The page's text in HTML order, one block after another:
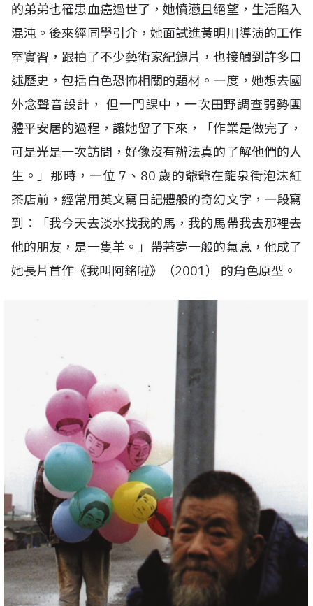
的弟弟也罹患血癌過世了，她憤懣且絕望，生活陷入
混沌。後來經同學引介，她面試進黃明川導演的工作
室實習，跟拍了不少藝術家紀錄片，也接觸到許多口
述歷史，包括白色恐怖相關的題材。一度，她想去國
外念聲音設計， 但一門課中，一次田野調查弱勢團
體平安居的過程，讓她留了下來，「作業是做完了，
可是光是一次訪問，好像沒有辦法真的了解他們的人
生。」那時，一位 7 、 80 歲的爺爺在龍泉街泡沫紅
茶店前，經常用英文寫日記體般的奇幻文字，一段寫
到：「我今天去淡水找我的馬，我的馬帶我去那裡去
他的朋友，是一隻羊。」帶著夢一般的氣息，他成了
她長片首作《我叫阿銘啦》（2001 ） 的角色原型。